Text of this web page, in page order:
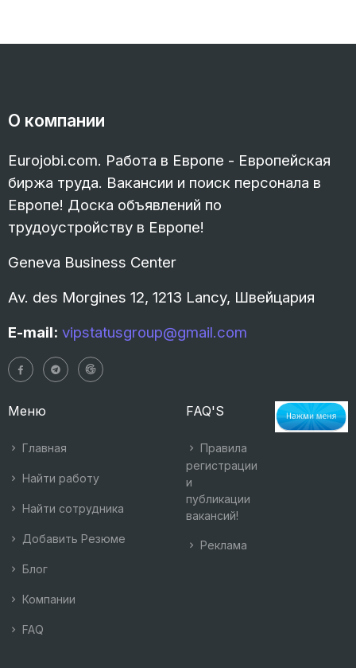
О компании
Eurojobi.com. Работа в Европе - Европейская
биржа труда. Вакансии и поиск персонала в
Европе! Доска объявлений по
трудоустройству в Европе!
Geneva Business Center
Av. des Morgines 12, 1213 Lancy, Швейцария
E-mail: vipstatusgroup@gmail.com
Меню
Главная
Найти работу
Найти сотрудника
Добавить Резюме
Блог
Компании
FAQ
FAQ'S
Правила
регистрации
и
публикации
вакансий!
Реклама